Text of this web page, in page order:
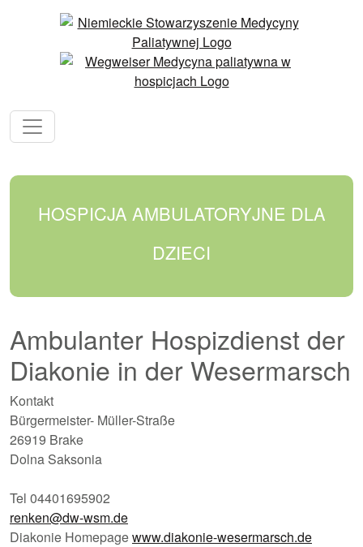
HOSPICJA AMBULATORYJNE DLA
DZIECI
Ambulanter Hospizdienst der
Diakonie in der Wesermarsch
Kontakt
Bürgermeister- Müller-Straße
26919 Brake
Dolna Saksonia
Tel 04401695902
renken@dw-wsm.de
Diakonie Homepagewww.diakonie-wesermarsch.de